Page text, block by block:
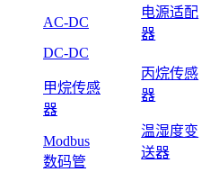
AC-DC
DC-DC
电源适配
器
甲烷传感
器
Modbus
数码管
丙烷传感
器
温湿度变
送器